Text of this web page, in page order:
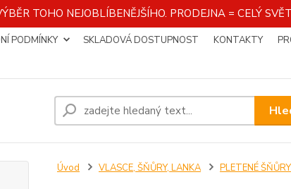
TOHO NEJOBLÍBENĚJŠÍHO. PRODEJNA = CELÝ
PODMÍNKY SKLADOVÁ DOSTUPNOST KONTAKTY
Úvod VLASCE, ŠŇŮRY, LANKA PLETENÉ ŠŇŮRY